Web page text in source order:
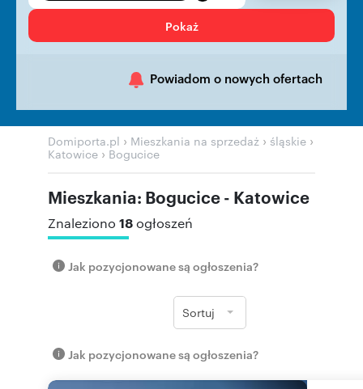
Pokaż
Powiadom o nowych ofertach
Domiporta.pl › Mieszkania na sprzedaż › śląskie ›
Katowice › Bogucice
Mieszkania: Bogucice - Katowice
Znaleziono 18ogłoszeń
Jak pozycjonowane są ogłoszenia?
Sortuj
Jak pozycjonowane są ogłoszenia?